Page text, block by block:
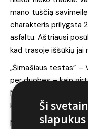
mano tuščią
charakteris prilygsta
asfaltu. Aštriausi
kad trasoje iššūkių jai
„Šimašiaus testas” –
per duobes – kaip
Nelabai jei patinka, ir
kelio nelygumus.
Minusai.
Ši
slapukus